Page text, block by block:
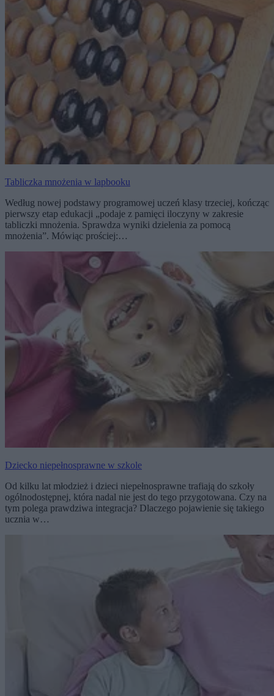
Tabliczka mnożenia w lapbooku
Według nowej podstawy programowej uczeń klasy trzeciej, kończąc
pierwszy etap edukacji „podaje z pamięci iloczyny w zakresie
tabliczki mnożenia. Sprawdza wyniki dzielenia za pomocą
mnożenia”. Mówiąc prościej:…
Dziecko niepełnosprawne w szkole
Od kilku lat młodzież i dzieci niepełnosprawne trafiają do szkoły
ogólnodostępnej, która nadal nie jest do tego przygotowana. Czy na
tym polega prawdziwa integracja? Dlaczego pojawienie się takiego
ucznia w…